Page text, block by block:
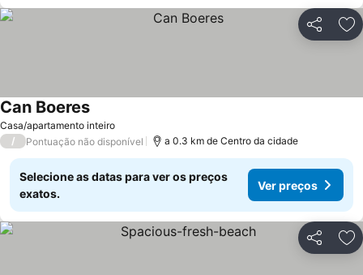
Partilhar
Casa/apartamento inteiro
Can BoeresVer preços
/ Pontuação não disponível a 0.3 km de Centro da cidade
Selecione as datas para ver os preços
exatos.
Ver preços
Partilhar